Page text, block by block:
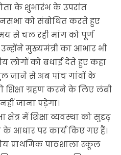
के शुभारंभ के उपरांत
को संबोधित करते हुए
से चल रही मांग को पूर्ण
मुख्यमंत्री का आभार भी
लोगों को बधाई देते हुए कहा
जाने से अब पांच गांवों के
शिक्षा ग्रहण करने के लिए लंबी
जाना पड़ेगा।
में शिक्षा व्यवस्था को सुदृढ़
आधार पर कार्य किए गए हैं।
प्राथमिक पाठशाला स्कूल